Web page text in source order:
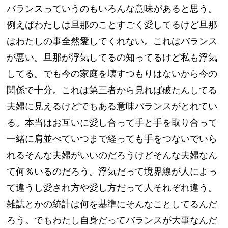
バランスっていうのもいろんな意味があると思う。
例えばわたしは旦那のことすごく愛してるけど旦那
はわたしの事全然愛してくれない。これはバランス
が悪い。旦那が浮気してるの知ってるけど私も浮気
してる。でも今の家庭を壊すつもりはないから今の
関係で十分。これは第三者から見れば破たんしてる
夫婦に見えるけどでもある意味バランスがとれてい
る。本当はお互いに愛し合って手と手を取り合って
一緒に肩並べていつまで経っても手をつないでいら
れるそんな夫婦がいいのだろうけどそんな夫婦なん
て何％いるのだろう。浮気だって境界線が人によっ
て違うし愛され方や愛し方だって人それぞれ違う。
雑誌とかの統計は何を基準にそんなことしてるんだ
ろう。でもわたし自身だってバランスが大事なんだ